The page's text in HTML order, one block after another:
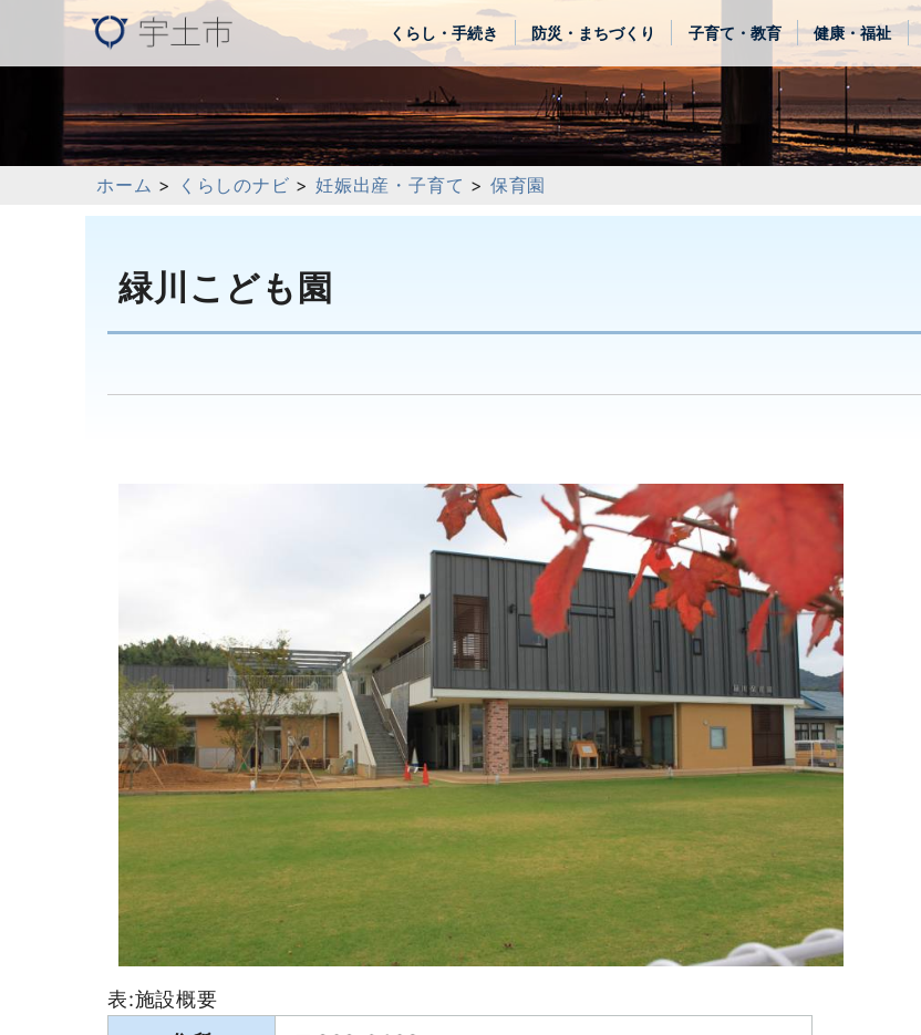
くらし・手続き 防災・まちづくり 子育て・教育 健康・福祉
ホーム > くらしのナビ >妊娠出産・子育て > 保育園
緑川こども園
表:施設概要